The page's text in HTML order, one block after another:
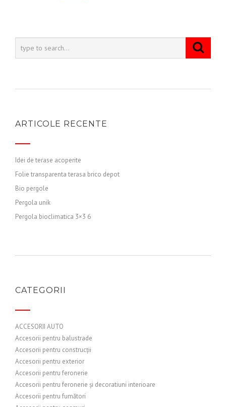
ARTICOLE RECENTE
Idei de terase acoperite
Folie transparenta terasa brico depot
Bio pergole
Pergola unik
Pergola bioclimatica 3×3 6
CATEGORII
ACCESORII AUTO
Accesorii pentru balustrade
Accesorii pentru construcții
Accesorii pentru exterior
Accesorii pentru feronerie
Accesorii pentru feronerie și decoratiuni interioare
Accesorii pentru fumători